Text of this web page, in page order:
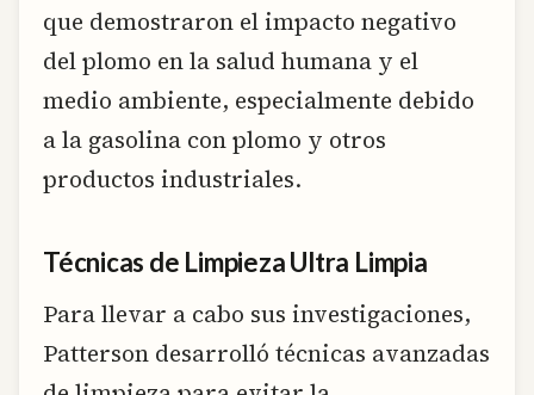
que demostraron el impacto negativo
del plomo en la salud humana y el
medio ambiente, especialmente debido
a la gasolina con plomo y otros
productos industriales.
Técnicas de Limpieza Ultra Limpia
Para llevar a cabo sus investigaciones,
Patterson desarrolló técnicas avanzadas